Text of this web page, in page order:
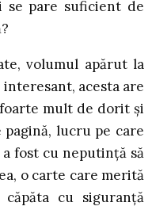
se pare suficient de
volumul apărut la
acesta are
mult de dorit şi
lucru pe care
fost cu neputinţă să
o carte care merită
cu siguranţă